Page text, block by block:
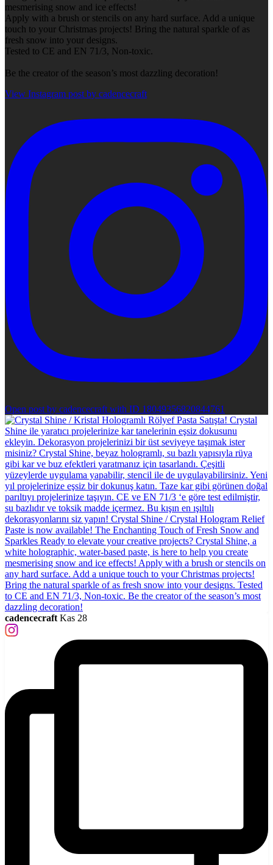
mesmerising snow and ice effects!
Apply with a brush or stencils on any hard surface. Add a unique
touch to your Christmas projects! Bring the natural sparkle of as
fresh snow into your designs.
Tested to CE and EN 71/3, Non-toxic.
Be the creator of the season’s most dazzling decoration!
View Instagram post by cadencecraft
Open post by cadencecraft with ID 18049356820844761
cadencecraft Kas 28